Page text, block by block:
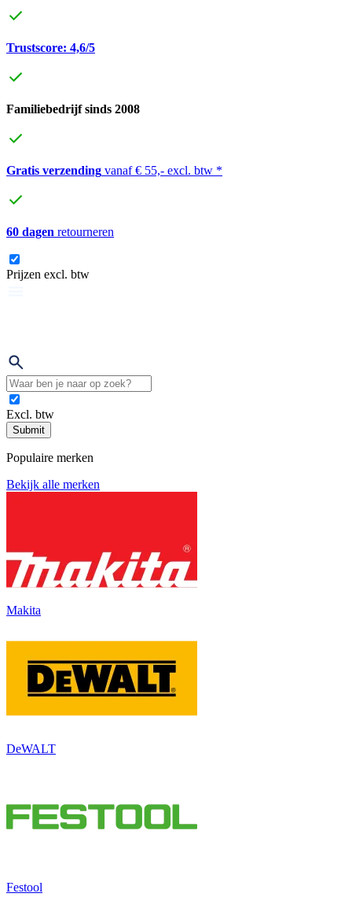
Trustscore: 4,6/5
Familiebedrijf sinds 2008
Gratis verzending vanaf € 55,- excl. btw *
60 dagen retourneren
Prijzen excl. btw
Excl. btw
Submit
Populaire merken
Bekijk alle merken
Makita
DeWALT
Festool